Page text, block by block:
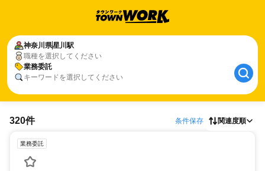
神奈川県星川駅
職種を選択してください
業務委託
キーワードを選択してください
320件 条件保存 関連度順
業務委託